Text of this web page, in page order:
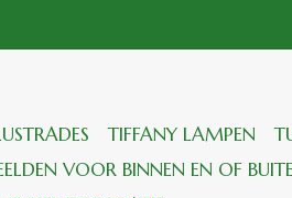
TIFFANY LAMPEN
VOOR BINNEN EN OF